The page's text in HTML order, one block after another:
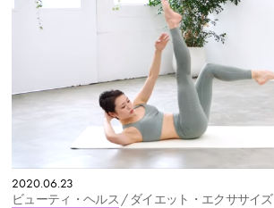
2020.06.23
ビューティ・ヘルス / ダイエット・エクササイズ